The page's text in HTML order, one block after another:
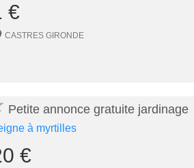
€
CASTRES GIRONDE
Petite annonce gratuite jardinage
à myrtilles
€